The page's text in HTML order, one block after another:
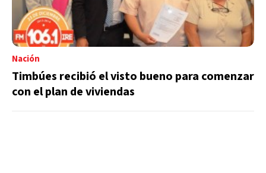
Nación
Timbúes recibió el visto bueno para comenzar
con el plan de viviendas